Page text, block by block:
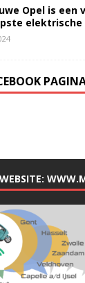
Opel is een
elektrische